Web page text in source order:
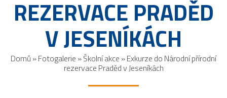
REZERVACE PRADĚD
V JESENÍKÁCH
Domů »Fotogalerie »Školní akce »Exkurze do Národní přírodní
rezervace Praděd v Jeseníkách